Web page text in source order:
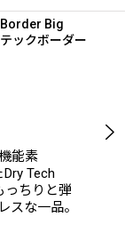
Border Big
ックボーダー
能素
Tech
っちりと弾
スな一品。